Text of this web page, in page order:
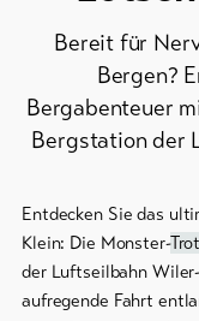
Zur
Übersicht
Skipässe
Tickets
Gutscheine
Bereit für
Bergen?
Bergabenteuer
Bergstation der
Entdecken Sie das
Klein: Die Monster-
der Luftseilbahn
aufregende Fahrt